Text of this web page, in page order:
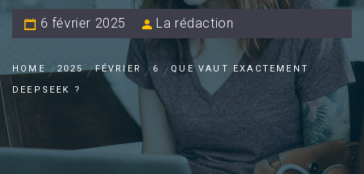
6 février 2025 La rédaction
HOME 2025 FÉVRIER 6
QUE VAUT EXACTEMENT
DEEPSEEK ?